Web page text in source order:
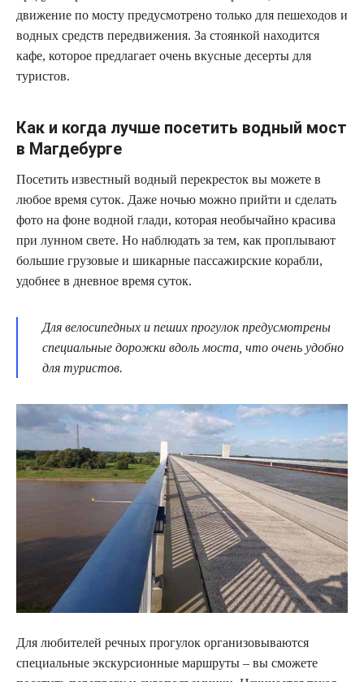
движение по мосту предусмотрено только для пешеходов и
водных средств передвижения. За стоянкой находится
кафе, которое предлагает очень вкусные десерты для
туристов.
Как и когда лучше посетить водный мост
в Магдебурге
Посетить известный водный перекресток вы можете в
любое время суток. Даже ночью можно прийти и сделать
фото на фоне водной глади, которая необычайно красива
при лунном свете. Но наблюдать за тем, как проплывают
большие грузовые и шикарные пассажирские корабли,
удобнее в дневное время суток.
Для велосипедных и пеших прогулок предусмотрены
специальные дорожки вдоль моста, что очень удобно
для туристов.
Для любителей речных прогулок организовываются
специальные экскурсионные маршруты – вы сможете